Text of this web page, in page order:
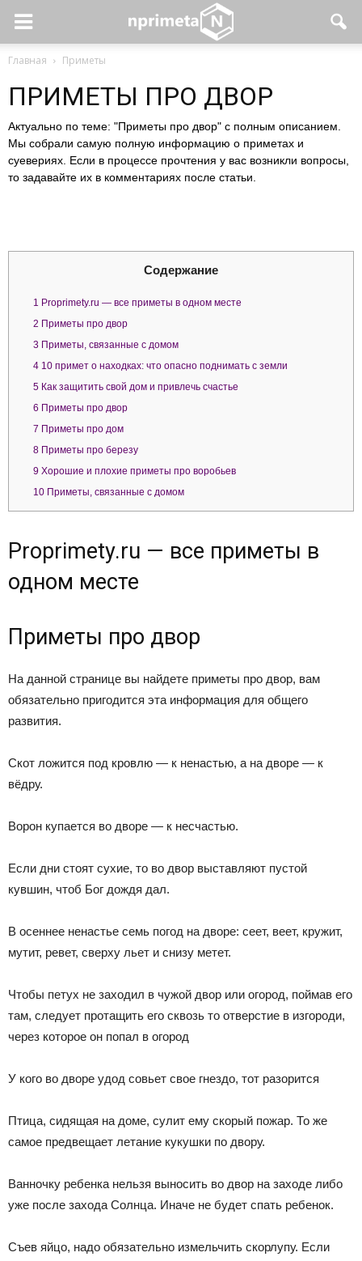
Главная Приметы
ПРИМЕТЫ ПРО ДВОР
Актуально по теме: "Приметы про двор" с полным описанием.
Мы собрали самую полную информацию о приметах и
суевериях. Если в процессе прочтения у вас возникли вопросы,
то задавайте их в комментариях после статьи.
Содержание
1 Proprimety.ru — все приметы в одном месте
2 Приметы про двор
3 Приметы, связанные с домом
4 10 примет о находках: что опасно поднимать с земли
5 Как защитить свой дом и привлечь счастье
6 Приметы про двор
7 Приметы про дом
8 Приметы про березу
9 Хорошие и плохие приметы про воробьев
10 Приметы, связанные с домом
Proprimety.ru — все приметы в
одном месте
Приметы про двор
На данной странице вы найдете приметы про двор, вам
обязательно пригодится эта информация для общего
развития.
Скот ложится под кровлю — к ненастью, а на дворе — к
вёдру.
Ворон купается во дворе — к несчастью.
Если дни стоят сухие, то во двор выставляют пустой
кувшин, чтоб Бог дождя дал.
В осеннее ненастье семь погод на дворе: сеет, веет, кружит,
мутит, ревет, сверху льет и снизу метет.
Чтобы петух не заходил в чужой двор или огород, поймав его
там, следует протащить его сквозь то отверстие в изгороди,
через которое он попал в огород
У кого во дворе удод совьет свое гнездо, тот разорится
Птица, сидящая на доме, сулит ему скорый пожар. То же
самое предвещает летание кукушки по двору.
Ванночку ребенка нельзя выносить во двор на заходе либо
уже после захода Солнца. Иначе не будет спать ребенок.
Съев яйцо, надо обязательно измельчить скорлупу. Если